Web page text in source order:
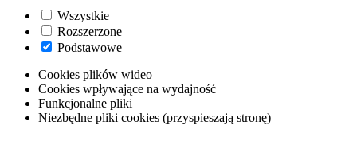
Wszystkie
Rozszerzone
Podstawowe
Cookies plików wideo
Cookies wpływające na wydajność
Funkcjonalne pliki
Niezbędne pliki cookies (przyspieszają stronę)